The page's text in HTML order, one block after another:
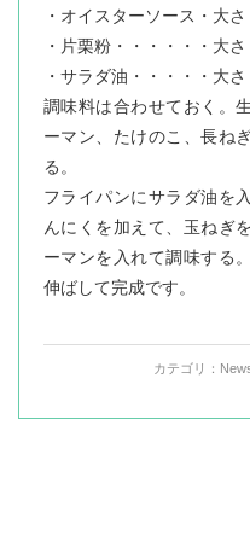
・オイスターソース・大さ
・片栗粉・・・・・・大さ
・サラダ油・・・・・大さ
調味料は合わせておく。
ーマン、たけのこ、長ね
る。
フライパンにサラダ油を
んにくを加えて、玉ねぎ
ーマンを入れて調味する
伸ばして完成です。
カテゴリ：